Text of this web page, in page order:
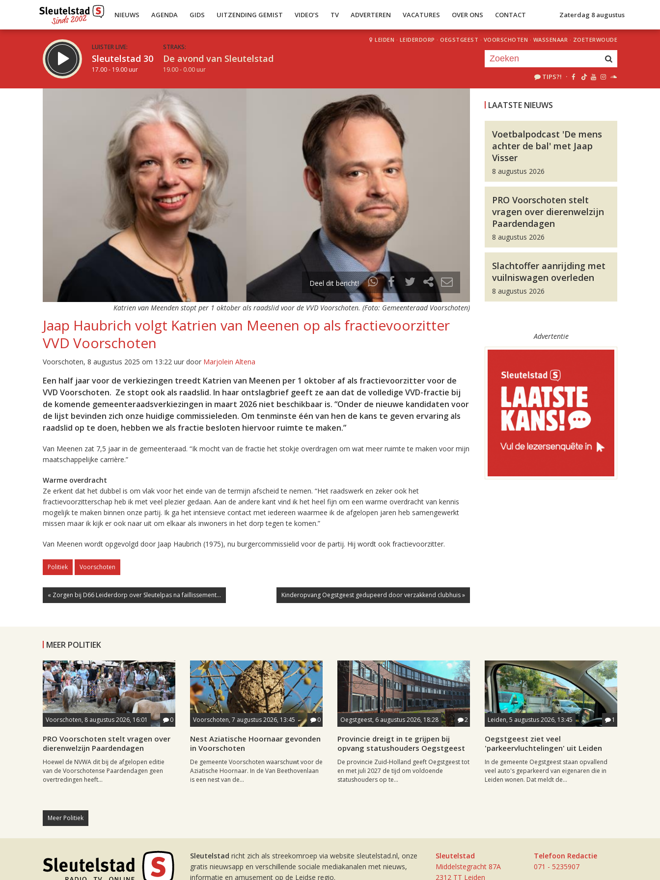
NIEUWS AGENDA GIDS UITZENDING GEMIST VIDEO’S TV ADVERTEREN VACATURES OVER ONS CONTACT Zaterdag 8 augustus
LUISTER LIVE:
Sleutelstad 30
17.00 - 19.00 uur
STRAKS:
De avond van Sleutelstad
19.00 - 0.00 uur
LEIDEN · LEIDERDORP · OEGSTGEEST · VOORSCHOTEN · WASSENAAR · ZOETERWOUDE
TIPS?! ·
Deel dit bericht!
Katrien van Meenden stopt per 1 oktober als raadslid voor de VVD Voorschoten. (Foto: Gemeenteraad Voorschoten)
Jaap Haubrich volgt Katrien van Meenen op als fractievoorzitter
VVD Voorschoten
Voorschoten, 8 augustus 2025 om 13:22 uur door Marjolein Altena
Een half jaar voor de verkiezingen treedt Katrien van Meenen per 1 oktober af als fractievoorzitter voor de
VVD Voorschoten. Ze stopt ook als raadslid. In haar ontslagbrief geeft ze aan dat de volledige VVD-fractie bij
de komende gemeenteraadsverkiezingen in maart 2026 niet beschikbaar is. “Onder de nieuwe kandidaten voor
de lijst bevinden zich onze huidige commissieleden. Om tenminste één van hen de kans te geven ervaring als
raadslid op te doen, hebben we als fractie besloten hiervoor ruimte te maken.”
Van Meenen zat 7,5 jaar in de gemeenteraad. “Ik mocht van de fractie het stokje overdragen om wat meer ruimte te maken voor mijn
maatschappelijke carrière.”
Warme overdracht
Ze erkent dat het dubbel is om vlak voor het einde van de termijn afscheid te nemen. “Het raadswerk en zeker ook het
fractievoorzitterschap heb ik met veel plezier gedaan. Aan de andere kant vind ik het heel fijn om een warme overdracht van kennis
mogelijk te maken binnen onze partij. Ik ga het intensieve contact met iedereen waarmee ik de afgelopen jaren heb samengewerkt
missen maar ik kijk er ook naar uit om elkaar als inwoners in het dorp tegen te komen.”
Van Meenen wordt opgevolgd door Jaap Haubrich (1975), nu burgercommissielid voor de partij. Hij wordt ook fractievoorzitter.
Politiek Voorschoten
« Zorgen bij D66 Leiderdorp over Sleutelpas na faillissement... Kinderopvang Oegstgeest gedupeerd door verzakkend clubhuis »
LAATSTE NIEUWS
Voetbalpodcast 'De mens
achter de bal' met Jaap
Visser
8 augustus 2026
PRO Voorschoten stelt
vragen over dierenwelzijn
Paardendagen
8 augustus 2026
Slachtoffer aanrijding met
vuilniswagen overleden
8 augustus 2026
Advertentie
MEER POLITIEK
Voorschoten, 8 augustus 2026, 16:01 0
PRO Voorschoten stelt vragen over
dierenwelzijn Paardendagen
Hoewel de NVWA dit bij de afgelopen editie
van de Voorschotense Paardendagen geen
overtredingen heeft...
Voorschoten, 7 augustus 2026, 13:45 0
Nest Aziatische Hoornaar gevonden
in Voorschoten
De gemeente Voorschoten waarschuwt voor de
Aziatische Hoornaar. In de Van Beethovenlaan
is een nest van de...
Oegstgeest, 6 augustus 2026, 18:28 2
Provincie dreigt in te grijpen bij
opvang statushouders Oegstgeest
De provincie Zuid-Holland geeft Oegstgeest tot
en met juli 2027 de tijd om voldoende
statushouders op te...
Leiden, 5 augustus 2026, 13:45 1
Oegstgeest ziet veel
'parkeervluchtelingen' uit Leiden
In de gemeente Oegstgeest staan opvallend
veel auto's geparkeerd van eigenaren die in
Leiden wonen. Dat meldt de...
Meer Politiek
Sleutelstad richt zich als streekomroep via website sleutelstad.nl, onze
gratis nieuwsapp en verschillende sociale mediakanalen met nieuws,
informatie en amusement op de Leidse regio.
Sleutelstad
Middelstegracht 87A
2312 TT Leiden
Telefoon Redactie
071 - 5235907